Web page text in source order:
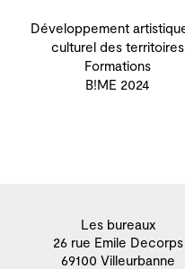
Développement
culturel des territoires
Formations
B!ME 2024
Les bureaux
26 rue Emile Decorps
69100 Villeurbanne